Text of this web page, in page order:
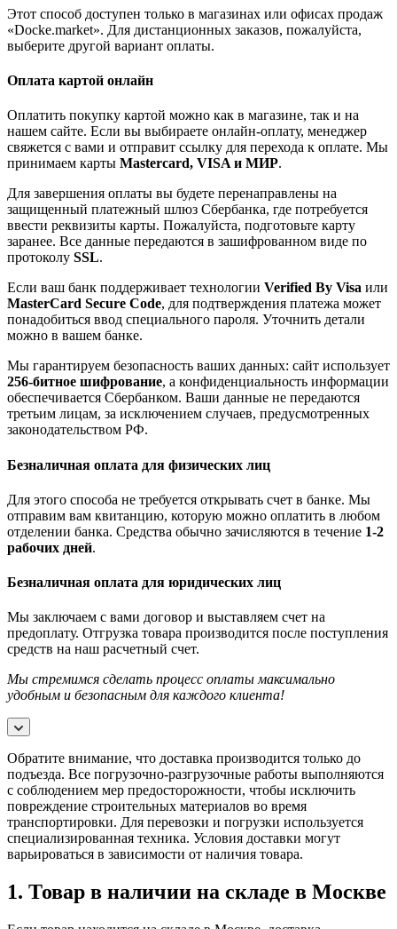
Этот способ доступен только в магазинах или офисах продаж
«Docke.market». Для дистанционных заказов, пожалуйста,
выберите другой вариант оплаты.
Оплата картой онлайн
Оплатить покупку картой можно как в магазине, так и на
нашем сайте. Если вы выбираете онлайн-оплату, менеджер
свяжется с вами и отправит ссылку для перехода к оплате. Мы
принимаем карты Mastercard, VISA и МИР.
Для завершения оплаты вы будете перенаправлены на
защищенный платежный шлюз Сбербанка, где потребуется
ввести реквизиты карты. Пожалуйста, подготовьте карту
заранее. Все данные передаются в зашифрованном виде по
протоколу SSL.
Если ваш банк поддерживает технологии Verified By Visa или
MasterCard Secure Code, для подтверждения платежа может
понадобиться ввод специального пароля. Уточнить детали
можно в вашем банке.
Мы гарантируем безопасность ваших данных: сайт использует
256-битное шифрование, а конфиденциальность информации
обеспечивается Сбербанком. Ваши данные не передаются
третьим лицам, за исключением случаев, предусмотренных
законодательством РФ.
Безналичная оплата для физических лиц
Для этого способа не требуется открывать счет в банке. Мы
отправим вам квитанцию, которую можно оплатить в любом
отделении банка. Средства обычно зачисляются в течение 1-2
рабочих дней.
Безналичная оплата для юридических лиц
Мы заключаем с вами договор и выставляем счет на
предоплату. Отгрузка товара производится после поступления
средств на наш расчетный счет.
Мы стремимся сделать процесс оплаты максимально
удобным и безопасным для каждого клиента!
Обратите внимание, что доставка производится только до
подъезда. Все погрузочно-разгрузочные работы выполняются
с соблюдением мер предосторожности, чтобы исключить
повреждение строительных материалов во время
транспортировки. Для перевозки и погрузки используется
специализированная техника. Условия доставки могут
варьироваться в зависимости от наличия товара.
1. Товар в наличии на складе в Москве